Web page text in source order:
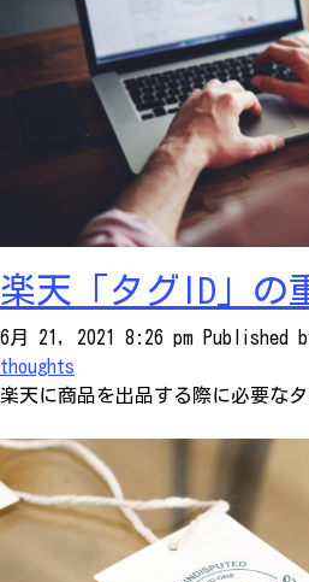
楽天「タグID」の
6月 21, 2021 8:26 pm Published
thoughts
楽天に商品を出品する際に必要な